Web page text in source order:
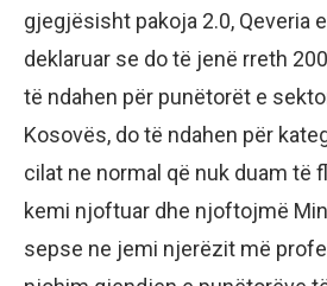
gjegjësisht pakoja 2.0, Qeveria
deklaruar se do të jenë rreth
të ndahen për punëtorët e
Kosovës, do të ndahen për
cilat ne normal që nuk duam të
kemi njoftuar dhe njoftojmë
sepse ne jemi njerëzit më